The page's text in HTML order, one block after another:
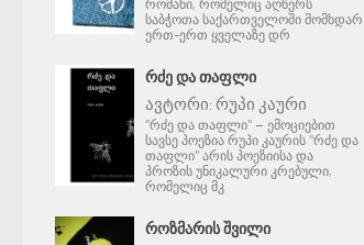
რომანი, რომელიც აღწერს
საბჭოთა საქართველოში მომხდარ
ერთ-ერთ ყველაზე დრ
ᲠᲫᲔ ᲓᲐ ᲗᲐᲤᲚᲘ
ავტორი: რუპი კაური
"რძე და თაფლი" – ემოციებით
სავსე პოეზია რუპი კაურის "რძე და
თაფლი" არის პოეზიისა და
პროზის უნიკალური კრებული,
რომელიც მკ
ᲠᲝᲖᲛᲐᲠᲘᲡ ᲨᲕᲘᲚᲘ